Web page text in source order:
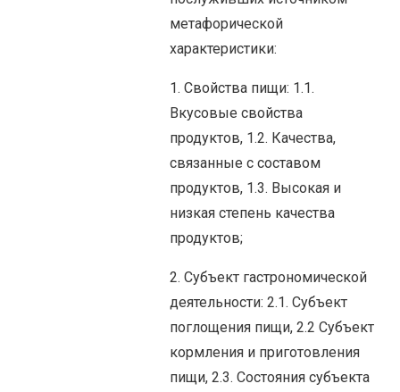
метафорической
характеристики:
1. Свойства пищи: 1.1.
Вкусовые свойства
продуктов, 1.2. Качества,
связанные с составом
продуктов, 1.3. Высокая и
низкая степень качества
продуктов;
2. Субъект гастрономической
деятельности: 2.1. Субъект
поглощения пищи, 2.2 Субъект
кормления и приготовления
пищи, 2.3. Состояния субъекта